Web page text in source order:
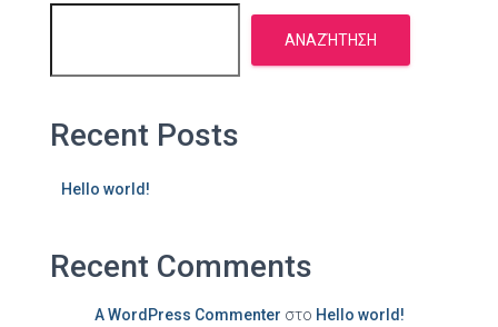
ΑΝΑΖΉΤΗΣΗ
Recent Posts
Hello world!
Recent Comments
A WordPress Commenter στο Hello world!